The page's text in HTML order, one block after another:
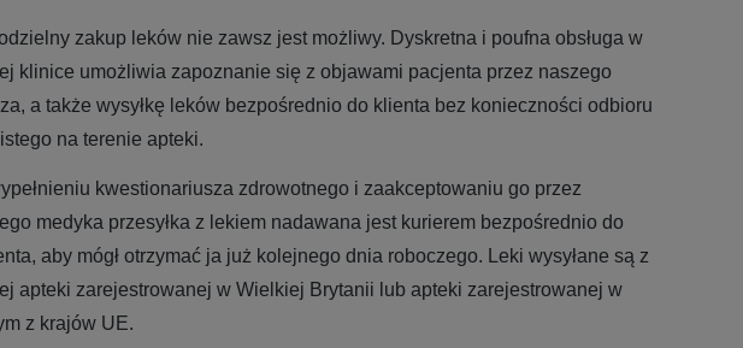
zakup leków nie zawsz jest możliwy. Dyskretna i poufna obsługa w
klinice umożliwia zapoznanie się z objawami pacjenta przez naszego
a także wysyłkę leków bezpośrednio do klienta bez konieczności odbioru
na terenie apteki.
kwestionariusza zdrowotnego i zaakceptowaniu go przez
medyka przesyłka z lekiem nadawana jest kurierem bezpośrednio do
aby mógł otrzymać ja już kolejnego dnia roboczego. Leki wysyłane są z
apteki zarejestrowanej w Wielkiej Brytanii lub apteki zarejestrowanej w
z krajów UE.